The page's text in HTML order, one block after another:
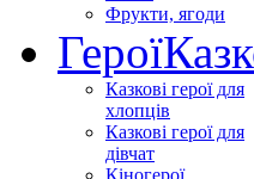
Фрукти, ягоди
Герої
Казкові герої для
хлопців
Казкові герої для
дівчат
Кіногерої